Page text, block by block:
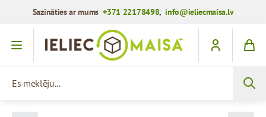
Sazināties ar mums+371 22178498,info@ieliecmaisa.lv
Iet uz saturu